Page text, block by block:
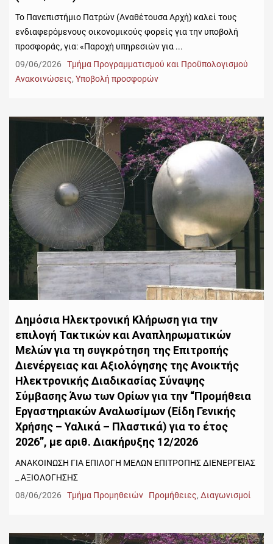
Το Πανεπιστήμιο Πατρών (Αναθέτουσα Αρχή) καλεί τους
ενδιαφερόμενους οικονομικούς φορείς για την υποβολή
προσφοράς, για: «Παροχή υπηρεσιών για ...
09/06/2026
Τμήμα Προγραμματισμού και Προϋπολογισμού
Ανακοινώσεις, Υποβολή προσφορών
Δημόσια Ηλεκτρονική Κλήρωση για την
επιλογή Τακτικών και Αναπληρωματικών
Μελών για τη συγκρότηση της Επιτροπής
Διενέργειας και Αξιολόγησης της Ανοικτής
Ηλεκτρονικής Διαδικασίας Σύναψης
Σύμβασης Άνω των Ορίων για την “Προμήθεια
Εργαστηριακών Αναλωσίμων (Είδη Γενικής
Χρήσης – Υαλικά – Πλαστικά) για το έτος
2026”, με αριθ. Διακήρυξης 12/2026
ΑΝΑΚΟΙΝΩΣΗ ΓΙΑ ΕΠΙΛΟΓΗ ΜΕΛΩΝ ΕΠΙΤΡΟΠΗΣ ΔΙΕΝΕΡΓΕΙΑΣ
_ ΑΞΙΟΛΟΓΗΣΗΣ
08/06/2026
Τμήμα Προμηθειών Προμήθειες, Διαγωνισμοί